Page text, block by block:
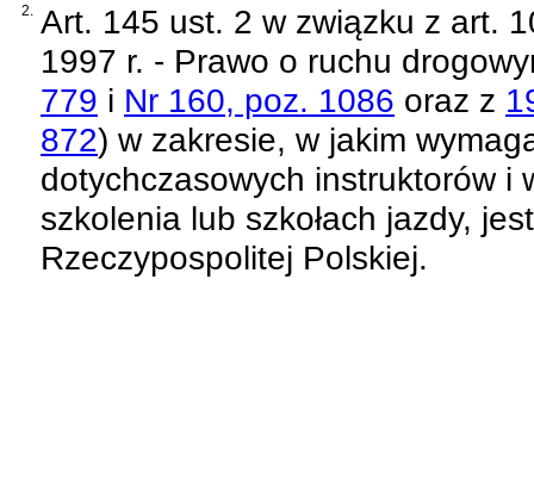
2. Art. 145 ust. 2 w związku z art.
1997 r. - Prawo o ruchu
779 i Nr 160, poz. 1086 oraz z
872) w zakresie, w jakim
dotychczasowych instruktorów i
szkolenia lub szkołach jazdy,
Rzeczypospolitej Polskiej.